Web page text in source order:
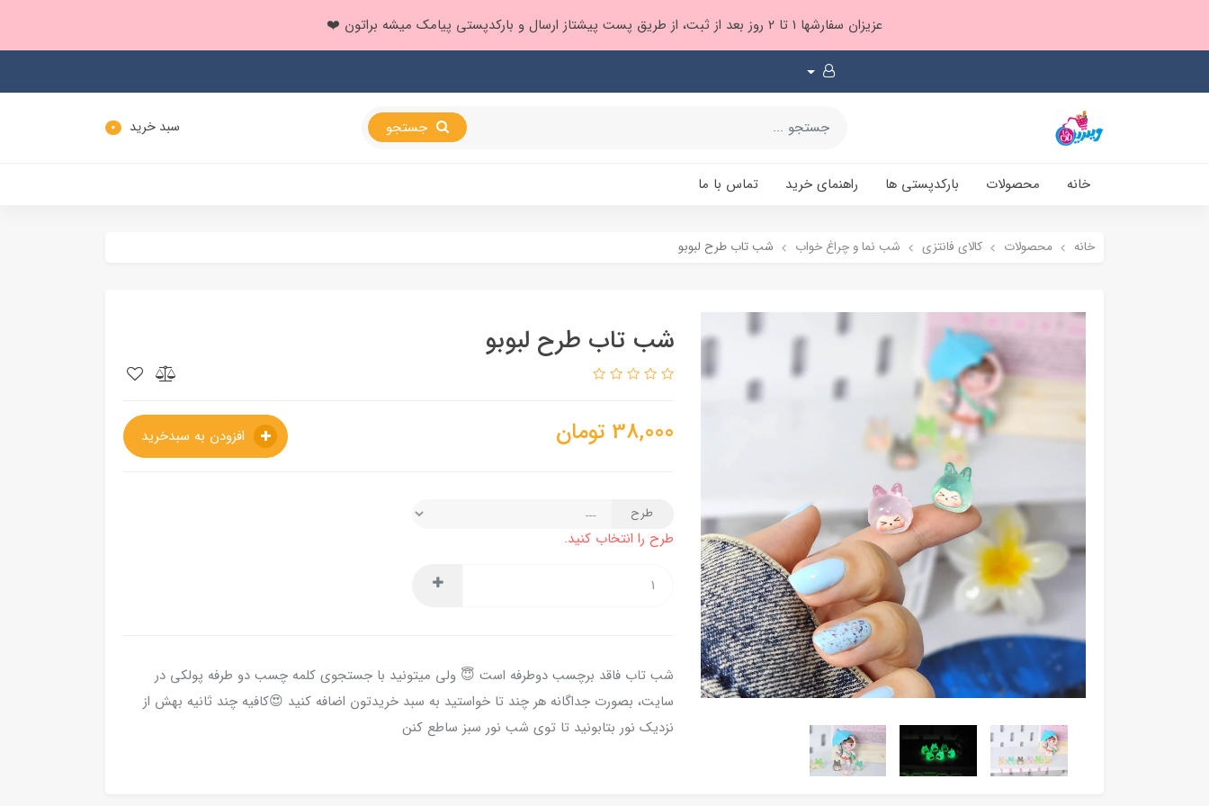
عزیزان سفارشها ۱ تا ۲ روز بعد از ثبت، از طریق پست پیشتاز ارسال و بارکدپستی پیامک میشه براتون ❤️
سبد خرید 0
خانه محصولات بارکدپستی ها راهنمای خرید تماس با ما
خانه محصولات کالای فانتزی شب نما و چراغ خواب شب تاب طرح لبوبو
شب تاب طرح لبوبو
38,000 تومان
طرح
طرح را انتخاب کنید.
شب تاب فاقد برچسب دوطرفه است 😇 ولی میتونید با جستجوی کلمه چسب دو طرفه پولکی در
سایت، بصورت جداگانه هر چند تا خواستید به سبد خریدتون اضافه کنید 😍کافیه چند ثانیه بهش از
نزدیک نور بتابونید تا توی شب نور سبز ساطع کنن